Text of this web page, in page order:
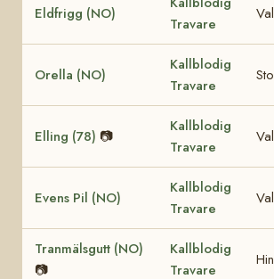
Eldfrigg (NO)
Travare
Orella (NO)
Kallblodig
Travare
Sto
Elling (78) 📷
Kallblodig
Travare
Evens Pil (NO)
Kallblodig
Travare
Tranmälsgutt (NO)
📷
Kallblodig
Travare